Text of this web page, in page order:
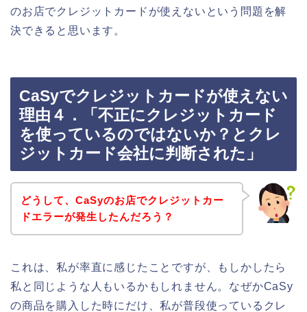
のお店でクレジットカードが使えないという問題を解
決できると思います。
CaSyでクレジットカードが使えない
理由４．「不正にクレジットカード
を使っているのではないか？とクレ
ジットカード会社に判断された」
どうして、CaSyのお店でクレジットカー
ドエラーが発生したんだろう？
これは、私が率直に感じたことですが、もしかしたら
私と同じような人もいるかもしれません。なぜかCaSy
の商品を購入した時にだけ、私が普段使っているクレ